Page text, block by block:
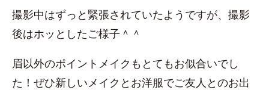
撮影中はずっと緊張されていたようですが、撮影
後はホッとしたご様子＾＾
眉以外のポイントメイクもとてもお似合いでし
た！ぜひ新しいメイクとお洋服でご友人とのお出